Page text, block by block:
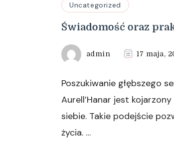
Uncategorized
Świadomość oraz
admin 17 maja,
Poszukiwanie głębszego
Aurell’Hanar jest
siebie. Takie podejście
życia. …